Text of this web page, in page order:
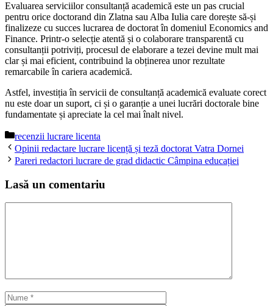
Evaluarea serviciilor consultanță academică este un pas crucial
pentru orice doctorand din Zlatna sau Alba Iulia care dorește să-și
finalizeze cu succes lucrarea de doctorat în domeniul Economics and
Finance. Printr-o selecție atentă și o colaborare transparentă cu
consultanții potriviți, procesul de elaborare a tezei devine mult mai
clar și mai eficient, contribuind la obținerea unor rezultate
remarcabile în cariera academică.
Astfel, investiția în servicii de consultanță academică evaluate corect
nu este doar un suport, ci și o garanție a unei lucrări doctorale bine
fundamentate și apreciate la cel mai înalt nivel.
Categorii
recenzii lucrare licenta
Opinii redactare lucrare licență și teză doctorat Vatra Dornei
Pareri redactori lucrare de grad didactic Câmpina educației
Lasă un comentariu
Nume